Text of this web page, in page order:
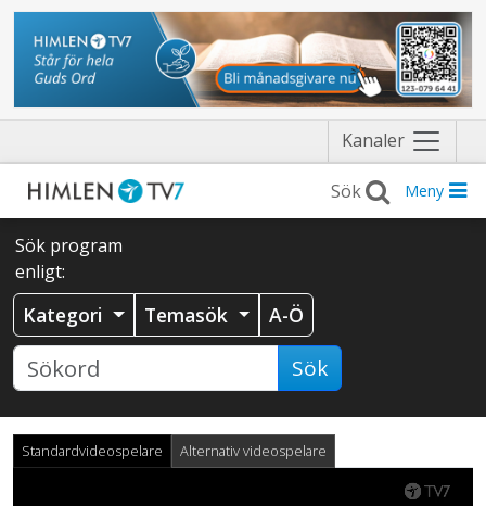
Kanaler Näytä
valikko
Meny
Sök program
enligt:
Kategori Temasök A-Ö
Sök
Standardvideospelare Alternativ videospelare